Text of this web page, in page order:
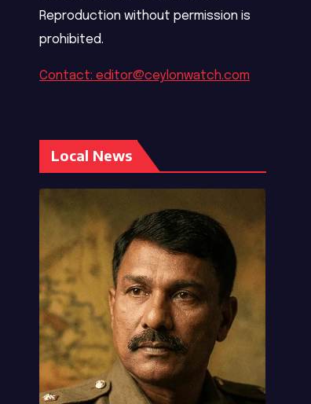
Reproduction without permission is
prohibited.
Contact: editor@ceylonwatch.com
Local News